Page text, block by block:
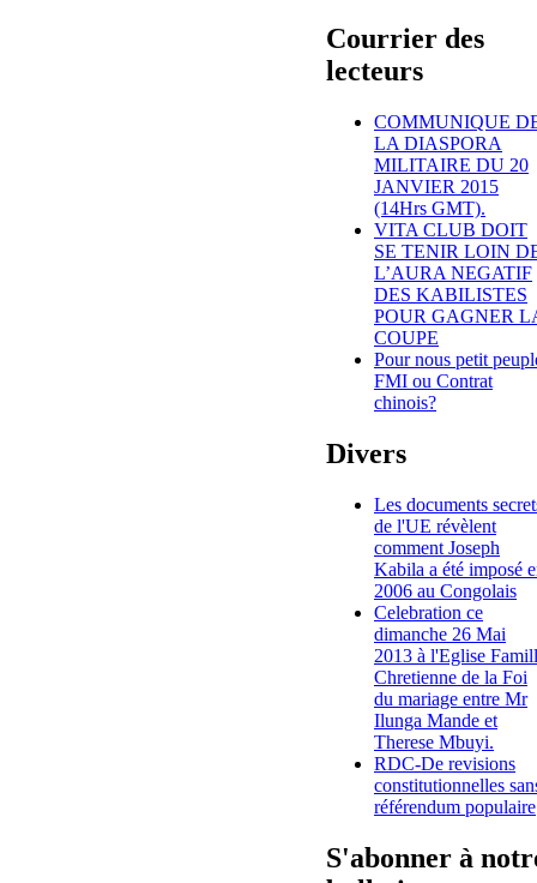
Courrier des
lecteurs
COMMUNIQUE
LA DIASPORA
MILITAIRE DU 20
JANVIER 2015
(14Hrs GMT).
VITA CLUB DOIT
SE TENIR LOIN
L’AURA NEGATIF
DES KABILISTES
POUR GAGNER
COUPE
Pour nous petit
FMI ou Contrat
chinois?
Divers
Les documents
de l'UE révèlent
comment Joseph
Kabila a été imposé
2006 au Congolais
Celebration ce
dimanche 26 Mai
2013 à l'Eglise
Chretienne de la Foi
du mariage entre Mr
Ilunga Mande et
Therese Mbuyi.
RDC-De revisions
constitutionnelles
référendum populaire
S'abonner à